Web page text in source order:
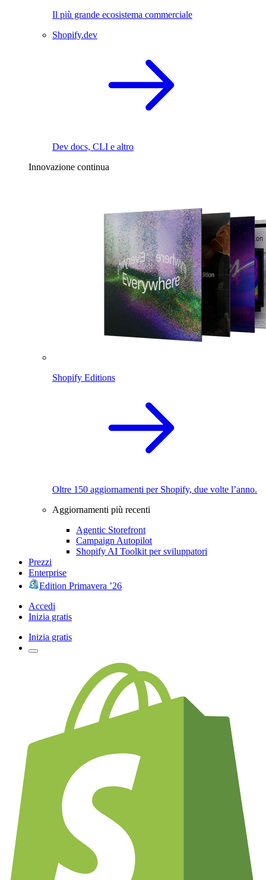
Il più grande ecosistema commerciale
Shopify.dev
Dev docs, CLI e altro
Innovazione continua
Shopify Editions
Oltre 150 aggiornamenti per Shopify, due volte l’anno.
Aggiornamenti più recenti
Agentic Storefront
Campaign Autopilot
Shopify AI Toolkit per sviluppatori
Prezzi
Enterprise
Edition Primavera ’26
Accedi
Inizia gratis
Inizia gratis